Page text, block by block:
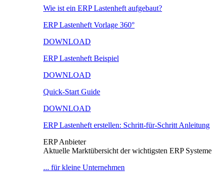
Wie ist ein ERP Lastenheft aufgebaut?
ERP Lastenheft Vorlage 360°
DOWNLOAD
ERP Lastenheft Beispiel
DOWNLOAD
Quick-Start Guide
DOWNLOAD
ERP Lastenheft erstellen: Schritt-für-Schritt Anleitung
ERP Anbieter
Aktuelle Marktübersicht der wichtigsten ERP Systeme
... für kleine Unternehmen